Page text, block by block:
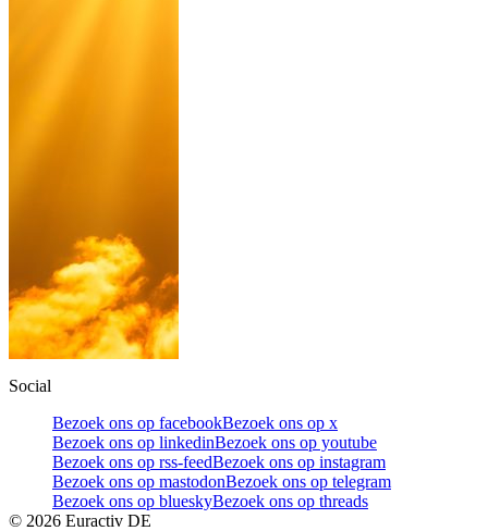
Social
Bezoek ons op facebookBezoek ons op x
Bezoek ons op linkedinBezoek ons op youtube
Bezoek ons op rss-feedBezoek ons op instagram
Bezoek ons op mastodonBezoek ons op telegram
Bezoek ons op blueskyBezoek ons op threads
© 2026 Euractiv DE